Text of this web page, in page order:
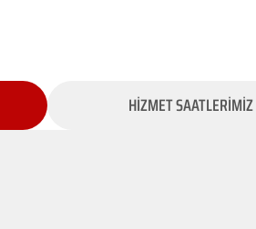
HİZMET SAATLERİMİZ